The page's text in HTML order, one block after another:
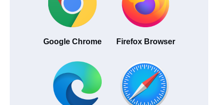
Google Chrome Firefox Browser